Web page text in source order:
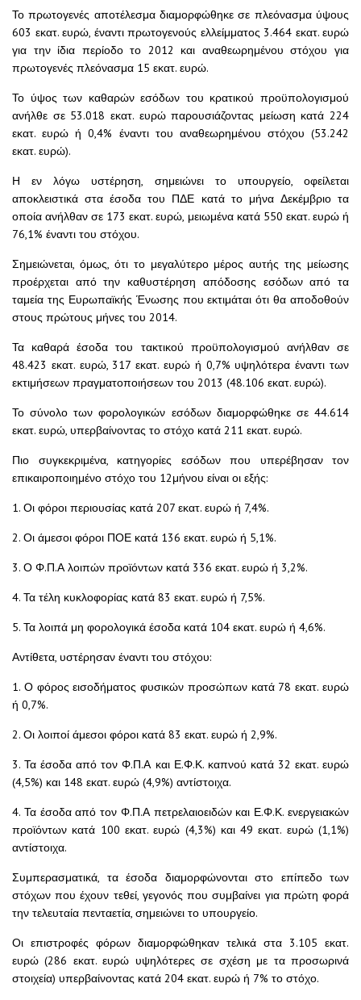
Το πρωτογενές αποτέλεσμα διαμορφώθηκε σε πλεόνασμα ύψους
603 εκατ. ευρώ, έναντι πρωτογενούς ελλείμματος 3.464 εκατ. ευρώ
για την ίδια περίοδο το 2012 και αναθεωρημένου στόχου για
πρωτογενές πλεόνασμα 15 εκατ. ευρώ.
Το ύψος των καθαρών εσόδων του κρατικού προϋπολογισμού
ανήλθε σε 53.018 εκατ. ευρώ παρουσιάζοντας μείωση κατά 224
εκατ. ευρώ ή 0,4% έναντι του αναθεωρημένου στόχου (53.242
εκατ. ευρώ).
Η εν λόγω υστέρηση, σημειώνει το υπουργείο, οφείλεται
αποκλειστικά στα έσοδα του ΠΔΕ κατά το μήνα Δεκέμβριο τα
οποία ανήλθαν σε 173 εκατ. ευρώ, μειωμένα κατά 550 εκατ. ευρώ ή
76,1% έναντι του στόχου.
Σημειώνεται, όμως, ότι το μεγαλύτερο μέρος αυτής της μείωσης
προέρχεται από την καθυστέρηση απόδοσης εσόδων από τα
ταμεία της Ευρωπαϊκής Ένωσης που εκτιμάται ότι θα αποδοθούν
στους πρώτους μήνες του 2014.
Τα καθαρά έσοδα του τακτικού προϋπολογισμού ανήλθαν σε
48.423 εκατ. ευρώ, 317 εκατ. ευρώ ή 0,7% υψηλότερα έναντι των
εκτιμήσεων πραγματοποιήσεων του 2013 (48.106 εκατ. ευρώ).
Το σύνολο των φορολογικών εσόδων διαμορφώθηκε σε 44.614
εκατ. ευρώ, υπερβαίνοντας το στόχο κατά 211 εκατ. ευρώ.
Πιο συγκεκριμένα, κατηγορίες εσόδων που υπερέβησαν τον
επικαιροποιημένο στόχο του 12μήνου είναι οι εξής:
1. Οι φόροι περιουσίας κατά 207 εκατ. ευρώ ή 7,4%.
2. Οι άμεσοι φόροι ΠΟΕ κατά 136 εκατ. ευρώ ή 5,1%.
3. Ο Φ.Π.Α λοιπών προϊόντων κατά 336 εκατ. ευρώ ή 3,2%.
4. Τα τέλη κυκλοφορίας κατά 83 εκατ. ευρώ ή 7,5%.
5. Τα λοιπά μη φορολογικά έσοδα κατά 104 εκατ. ευρώ ή 4,6%.
Αντίθετα, υστέρησαν έναντι του στόχου:
1. Ο φόρος εισοδήματος φυσικών προσώπων κατά 78 εκατ. ευρώ
ή 0,7%.
2. Οι λοιποί άμεσοι φόροι κατά 83 εκατ. ευρώ ή 2,9%.
3. Τα έσοδα από τον Φ.Π.Α και Ε.Φ.Κ. καπνού κατά 32 εκατ. ευρώ
(4,5%) και 148 εκατ. ευρώ (4,9%) αντίστοιχα.
4. Τα έσοδα από τον Φ.Π.Α πετρελαιοειδών και Ε.Φ.Κ. ενεργειακών
προϊόντων κατά 100 εκατ. ευρώ (4,3%) και 49 εκατ. ευρώ (1,1%)
αντίστοιχα.
Συμπερασματικά, τα έσοδα διαμορφώνονται στο επίπεδο των
στόχων που έχουν τεθεί, γεγονός που συμβαίνει για πρώτη φορά
την τελευταία πενταετία, σημειώνει το υπουργείο.
Οι επιστροφές φόρων διαμορφώθηκαν τελικά στα 3.105 εκατ.
ευρώ (286 εκατ. ευρώ υψηλότερες σε σχέση με τα προσωρινά
στοιχεία) υπερβαίνοντας κατά 204 εκατ. ευρώ ή 7% το στόχο.